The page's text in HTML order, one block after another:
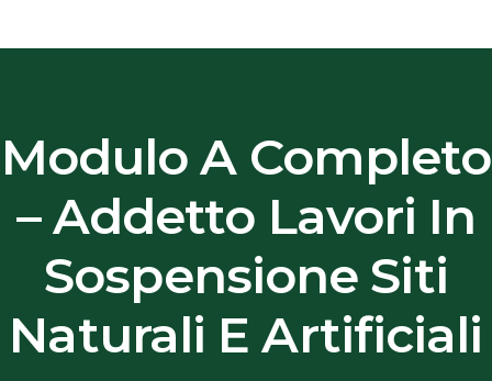
Modulo A Completo
– Addetto Lavori In
Sospensione Siti
Naturali E Artificiali